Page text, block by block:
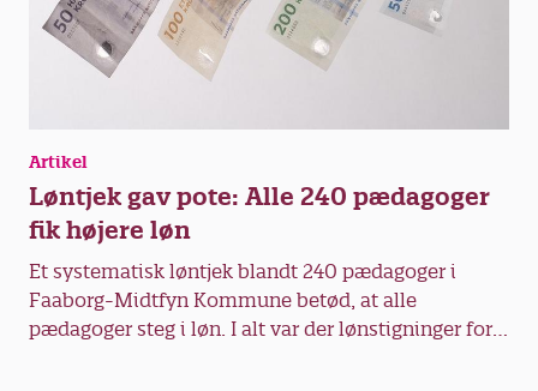
Artikel
Løntjek gav pote: Alle 240 pædagoger
fik højere løn
Et systematisk løntjek blandt 240 pædagoger i
Faaborg-Midtfyn Kommune betød, at alle
pædagoger steg i løn. I alt var der lønstigninger for